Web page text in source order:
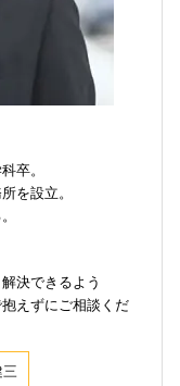
卒。
を設立。
決できるよう
えずにご相談くだ